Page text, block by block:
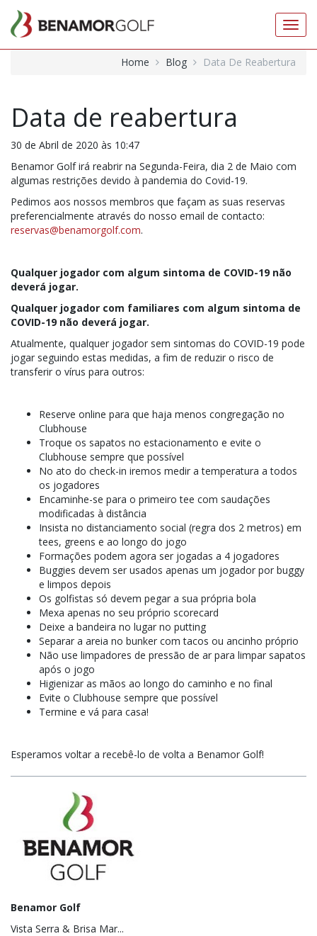
Home
Blog Data De Reabertura
Data de reabertura
30 de Abril de 2020 às 10:47
Benamor Golf irá reabrir na Segunda-Feira, dia 2 de Maio com
algumas restrições devido à pandemia do Covid-19.
Pedimos aos nossos membros que façam as suas reservas
preferencialmente através do nosso email de contacto:
reservas@benamorgolf.com.
Qualquer jogador com algum sintoma de COVID-19 não
deverá jogar.
Qualquer jogador com familiares com algum sintoma de
COVID-19 não deverá jogar.
Atualmente, qualquer jogador sem sintomas do COVID-19 pode
jogar seguindo estas medidas, a fim de reduzir o risco de
transferir o vírus para outros:
Reserve online para que haja menos congregação no
Clubhouse
Troque os sapatos no estacionamento e evite o
Clubhouse sempre que possível
No ato do check-in iremos medir a temperatura a todos
os jogadores
Encaminhe-se para o primeiro tee com saudações
modificadas à distância
Insista no distanciamento social (regra dos 2 metros) em
tees, greens e ao longo do jogo
Formações podem agora ser jogadas a 4 jogadores
Buggies devem ser usados apenas um jogador por buggy
e limpos depois
Os golfistas só devem pegar a sua própria bola
Mexa apenas no seu próprio scorecard
Deixe a bandeira no lugar no putting
Separar a areia no bunker com tacos ou ancinho próprio
Não use limpadores de pressão de ar para limpar sapatos
após o jogo
Higienizar as mãos ao longo do caminho e no final
Evite o Clubhouse sempre que possível
Termine e vá para casa!
Esperamos voltar a recebê-lo de volta a Benamor Golf!
Benamor Golf
Vista Serra & Brisa Mar...